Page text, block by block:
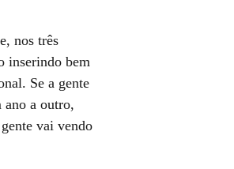
nos três
inserindo bem
Se a gente
ano a outro,
vai vendo